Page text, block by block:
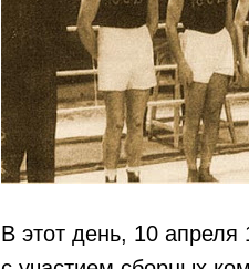
В этот день, 10 апреля